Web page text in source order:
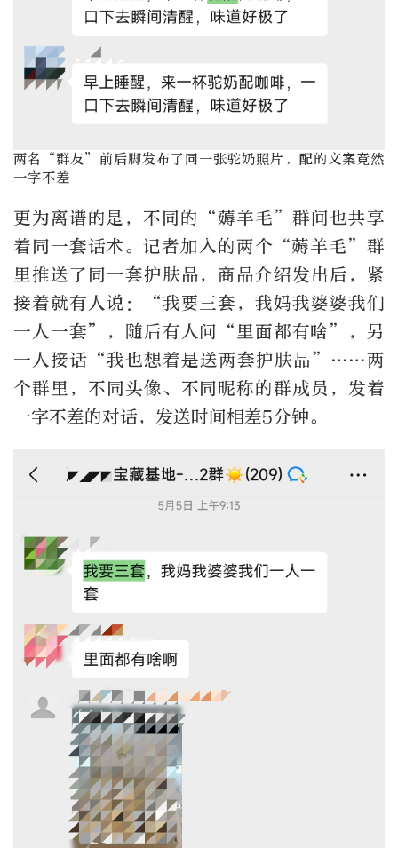
两名 “群友” 前后脚发布了同一张驼奶照片，配的文案竟然
一字不差
更为离谱的是，不同的“薅羊毛”群间也共享
着同一套话术。记者加入的两个“薅羊毛”群
里推送了同一套护肤品，商品介绍发出后，紧
接着就有人说：
“我要三套，我妈我婆婆我们
一人一套” ，随后有人问 “ 里面都有啥”
，另
一人接话 “我也想着是送两套护肤品”……两
个群里，不同头像、不同昵称的群成员，发着
一字不差的对话，发送时间相差5分钟。